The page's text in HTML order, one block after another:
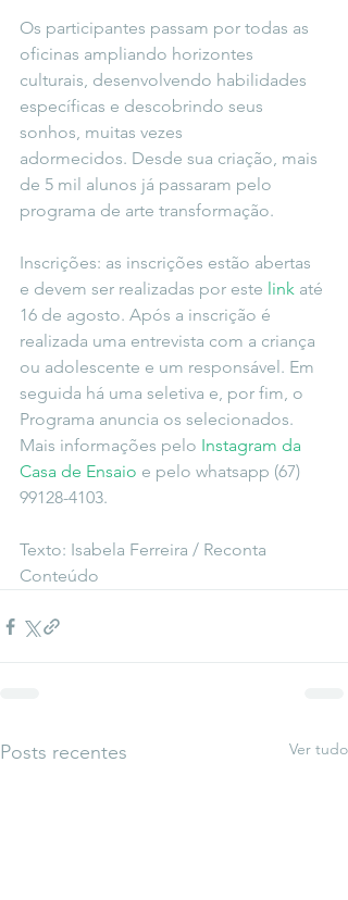
Os participantes passam por todas as
oficinas ampliando horizontes
culturais, desenvolvendo habilidades
específicas e descobrindo seus
sonhos, muitas vezes
adormecidos. Desde sua criação, mais
de 5 mil alunos já passaram pelo
programa de arte transformação.
Inscrições: as inscrições estão abertas
e devem ser realizadas por este link até
16 de agosto. Após a inscrição é
realizada uma entrevista com a criança
ou adolescente e um responsável. Em
seguida há uma seletiva e, por fim, o
Programa anuncia os selecionados.
Mais informações pelo Instagram da
Casa de Ensaio e pelo whatsapp (67)
99128-4103.
Texto: Isabela Ferreira / Reconta
Conteúdo
Posts recentes Ver tudo